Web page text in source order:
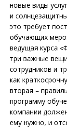
новые виды
и
это требует
обучающих
ведущая курса
три важные
сотрудников и
как
вторая –
программу
компании
ему нужно, и